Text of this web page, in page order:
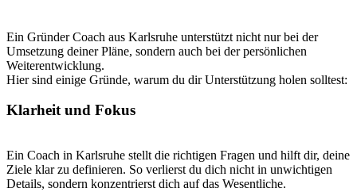
Ein Gründer Coach aus Karlsruhe unterstützt nicht nur bei der
Umsetzung deiner Pläne, sondern auch bei der persönlichen
Weiterentwicklung.
Hier sind einige Gründe, warum du dir Unterstützung holen solltest:
Klarheit und Fokus
Ein Coach in Karlsruhe stellt die richtigen Fragen und hilft dir, deine
Ziele klar zu definieren. So verlierst du dich nicht in unwichtigen
Details, sondern konzentrierst dich auf das Wesentliche.